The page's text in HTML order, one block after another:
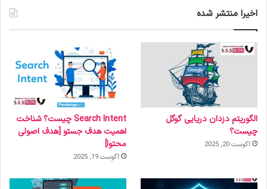
اخیرا منتشر شده
الگوریتم دزدان دریایی گوگل
چیست؟
آگوست 20, 2025
Search Intent چیست؟ شناخت
اهمیت هدف جستو [هدف اصولی
محتوا]
آگوست 19, 2025